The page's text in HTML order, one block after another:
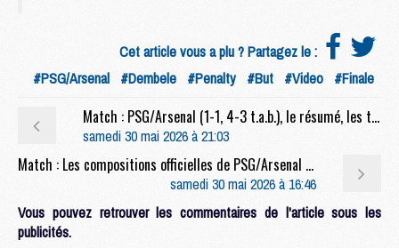
Cet article vous a plu ? Partagez le :
#PSG/Arsenal #Dembele #Penalty #But #Video #Finale
Match : PSG/Arsenal (1-1, 4-3 t.a.b.), le résumé, les tirs au but et les buts en video
samedi 30 mai 2026 à 21:03
Match : Les compositions officielles de PSG/Arsenal dévoilées, Zaïre-Emery remplaçant, une surprise côté Arsenal
samedi 30 mai 2026 à 16:46
Vous pouvez retrouver les commentaires de l'article sous les
publicités.